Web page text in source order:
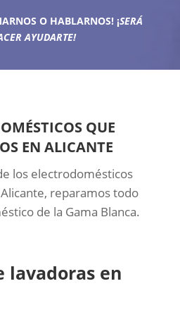
O HABLARNOS! ¡SERÁ
AYUDARTE!
QUE
EN ALICANTE
los electrodomésticos
reparamos todo
de la Gama Blanca.
lavadoras en